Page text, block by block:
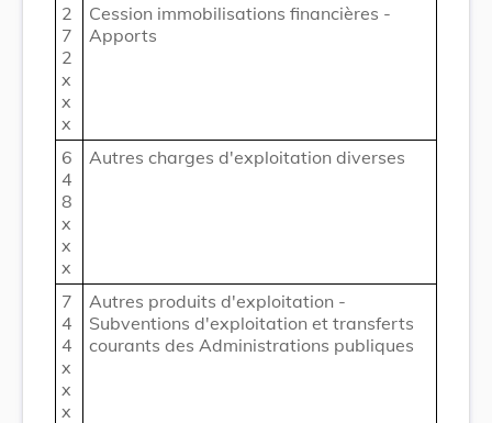
2
7
2
x
x
x
Cession immobilisations financières -
Apports
6
4
8
x
x
x
Autres charges d'exploitation diverses
7
4
4
x
x
x
Autres produits d'exploitation -
Subventions d'exploitation et transferts
courants des Administrations publiques